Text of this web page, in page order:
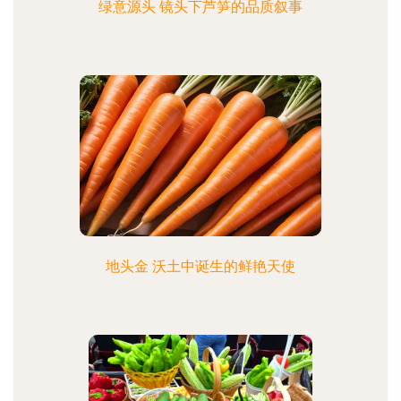
绿意源头 镜头下芦笋的品质叙事
地头金 沃土中诞生的鲜艳天使